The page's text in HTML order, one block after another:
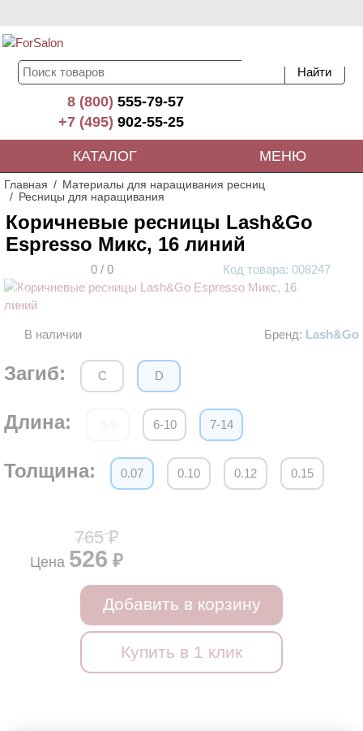
8 (800)555-79-57
+7 (495)902-55-25
КАТАЛОГ МЕНЮ
Главная
Материалы для наращивания ресниц
Ресницы для наращивания
Коричневые ресницы Lash&Go
Espresso Микс, 16 линий
0 / 0 Код товара: 008247
ХИТ
В наличии Бренд: Lash&Go
Загиб: C D
Длина: 6-10 7-14
Толщина: 0.07 0.10 0.12 0.15
765 ₽
Цена 526 ₽
Добавить в корзину
Купить в 1 клик